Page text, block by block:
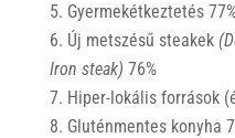
Gyermekétkeztetés
Új metszésű steakek
Iron steak) 76%
Hiper-lokális források
Gluténmentes konyha